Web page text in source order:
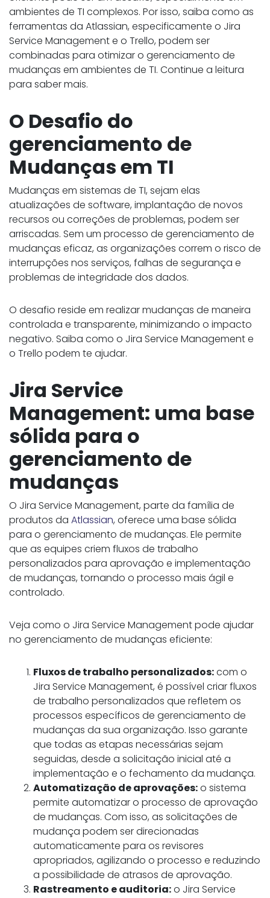
ambientes de TI complexos. Por isso, saiba como as
ferramentas da Atlassian, especificamente o Jira
Service Management e o Trello, podem ser
combinadas para otimizar o gerenciamento de
mudanças em ambientes de TI. Continue a leitura
para saber mais.
O Desafio do
gerenciamento de
Mudanças em TI
Mudanças em sistemas de TI, sejam elas
atualizações de software, implantação de novos
recursos ou correções de problemas, podem ser
arriscadas. Sem um processo de gerenciamento de
mudanças eficaz, as organizações correm o risco de
interrupções nos serviços, falhas de segurança e
problemas de integridade dos dados.
O desafio reside em realizar mudanças de maneira
controlada e transparente, minimizando o impacto
negativo. Saiba como o Jira Service Management e
o Trello podem te ajudar.
Jira Service
Management: uma base
sólida para o
gerenciamento de
mudanças
O Jira Service Management, parte da família de
produtos da Atlassian, oferece uma base sólida
para o gerenciamento de mudanças. Ele permite
que as equipes criem fluxos de trabalho
personalizados para aprovação e implementação
de mudanças, tornando o processo mais ágil e
controlado.
Veja como o Jira Service Management pode ajudar
no gerenciamento de mudanças eficiente:
Fluxos de trabalho personalizados:com o
Jira Service Management, é possível criar fluxos
de trabalho personalizados que refletem os
processos específicos de gerenciamento de
mudanças da sua organização. Isso garante
que todas as etapas necessárias sejam
seguidas, desde a solicitação inicial até a
implementação e o fechamento da mudança.
Automatização de aprovações:o sistema
permite automatizar o processo de aprovação
de mudanças. Com isso, as solicitações de
mudança podem ser direcionadas
automaticamente para os revisores
apropriados, agilizando o processo e reduzindo
a possibilidade de atrasos de aprovação.
Rastreamento e auditoria:o Jira Service